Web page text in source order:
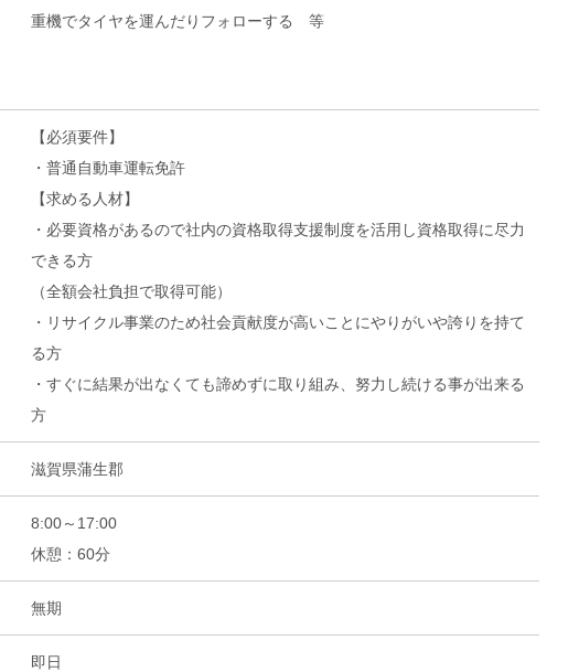
重機でタイヤを運んだりフォローする 等
【必須要件】
・普通自動車運転免許
【求める人材】
・必要資格があるので社内の資格取得支援制度を活用し資格取得に尽力
できる方
（全額会社負担で取得可能）
・リサイクル事業のため社会貢献度が高いことにやりがいや誇りを持て
る方
・すぐに結果が出なくても諦めずに取り組み、努力し続ける事が出来る
方
滋賀県蒲生郡
8:00～17:00
休憩：60分
無期
即日